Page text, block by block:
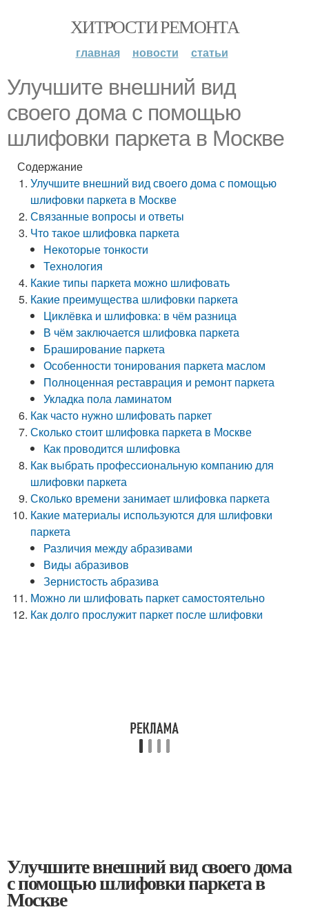
ХИТРОСТИ РЕМОНТА
главная новости статьи
Улучшите внешний вид
своего дома с помощью
шлифовки паркета в Москве
Содержание
Улучшите внешний вид своего дома с помощью
шлифовки паркета в Москве
Связанные вопросы и ответы
Что такое шлифовка паркета
Некоторые тонкости
Технология
Какие типы паркета можно шлифовать
Какие преимущества шлифовки паркета
Циклёвка и шлифовка: в чём разница
В чём заключается шлифовка паркета
Браширование паркета
Особенности тонирования паркета маслом
Полноценная реставрация и ремонт паркета
Укладка пола ламинатом
Как часто нужно шлифовать паркет
Сколько стоит шлифовка паркета в Москве
Как проводится шлифовка
Как выбрать профессиональную компанию для
шлифовки паркета
Сколько времени занимает шлифовка паркета
Какие материалы используются для шлифовки
паркета
Различия между абразивами
Виды абразивов
Зернистость абразива
Можно ли шлифовать паркет самостоятельно
Как долго прослужит паркет после шлифовки
Улучшите внешний вид своего дома
с помощью шлифовки паркета в
Москве